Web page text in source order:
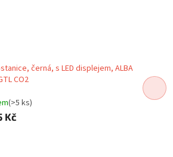
černá, s LED displejem, ALBA
CO2
(>5 ks)
Kč